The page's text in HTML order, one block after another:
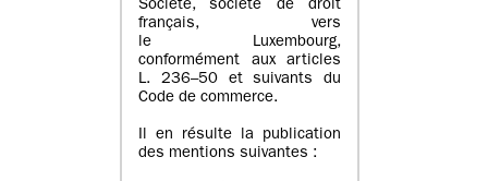
Société, société de droit
français, vers
le Luxembourg,
conformément aux articles
L. 236–50 et suivants du
Code de commerce.
Il en résulte la publication
des mentions suivantes :